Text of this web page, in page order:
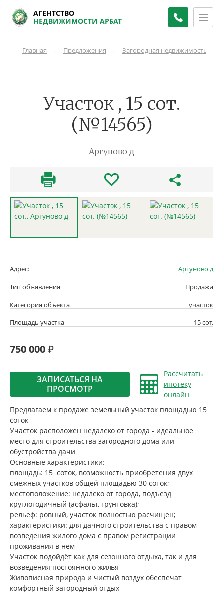
АГЕНТСТВО
НЕДВИЖИМОСТИ АРБАТ
Главная - Предложения - Загородная недвижимость
Участок , 15 сот.
(№14565)
Аргуново д
Адрес:
Аргуново д
Тип объявления
Продажа
Категория объекта
участок
Площадь участка
15 сот.
750 000
ЗАПИСАТЬСЯ НА
ПРОСМОТР
Рассчитать
ипотеку
онлайн
Предлагаем к продаже земельный участок площадью 15
соток
Участок расположен недалеко от города - идеальное
место для строительства загородного дома или
обустройства дачи
Основные характеристики:
площадь: 15 соток, возможность приобретения двух
смежных участков общей площадью 30 соток;
местоположение: недалеко от города, подъезд
круглогодичный (асфальт, грунтовка);
рельеф: ровный, участок полностью расчищен;
характеристики: для дачного строительства с правом
возведения жилого дома с правом регистрации
проживания в нем
Участок подойдёт как для сезонного отдыха, так и для
возведения постоянного жилья
Живописная природа и чистый воздух обеспечат
комфортный загородный отдых